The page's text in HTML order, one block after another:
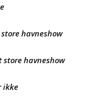
havneshow
store havneshow
ikke